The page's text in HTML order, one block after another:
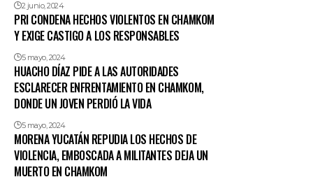
2 junio, 2024
PRI CONDENA HECHOS VIOLENTOS EN CHAMKOM
Y EXIGE CASTIGO A LOS RESPONSABLES
5 mayo, 2024
HUACHO DÍAZ PIDE A LAS AUTORIDADES
ESCLARECER ENFRENTAMIENTO EN CHAMKOM,
DONDE UN JOVEN PERDIÓ LA VIDA
5 mayo, 2024
MORENA YUCATÁN REPUDIA LOS HECHOS DE
VIOLENCIA, EMBOSCADA A MILITANTES DEJA UN
MUERTO EN CHAMKOM